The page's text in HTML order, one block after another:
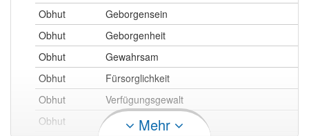
Obhut
Geborgensein
Obhut
Geborgenheit
Obhut
Gewahrsam
Obhut
Fürsorglichkeit
Obhut
Verfügungsgewalt
Obhut
AufsichtMehr